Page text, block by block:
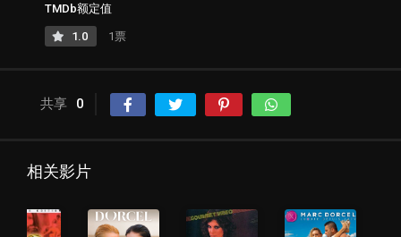
TMDb额定值
1.0 1票
共享 0
相关影片